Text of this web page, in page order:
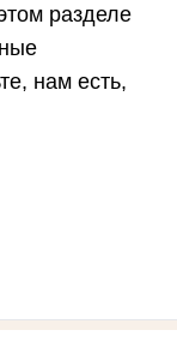
разделе
нам есть,